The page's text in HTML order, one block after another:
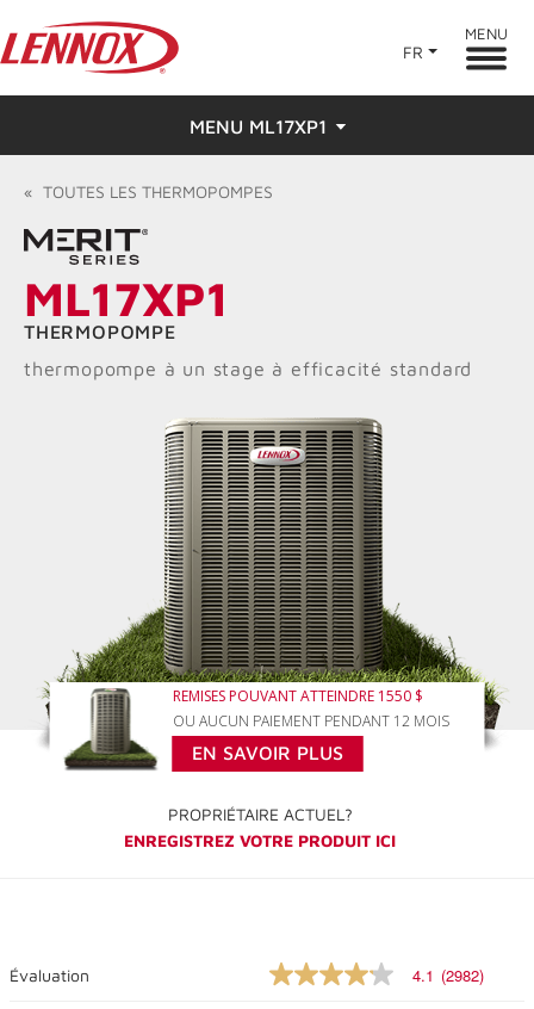
FR
MENU
MENU ML17XP1
Aperçu
Caractéristiques
Évaluations
Trouver un dépositaire
« TOUTES LES THERMOPOMPES
ML17XP1
THERMOPOMPE
thermopompe à un stage à efficacité standard
REMISES POUVANT ATTEINDRE 1550 $
OU AUCUN PAIEMENT PENDANT 12 MOIS
EN SAVOIR PLUS
PROPRIÉTAIRE ACTUEL?
ENREGISTREZ VOTRE PRODUIT ICI
Évaluation
4.1
4.1 (2982)